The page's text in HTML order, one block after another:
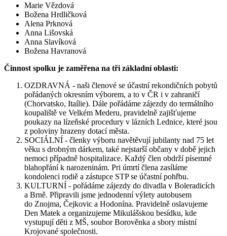
Marie Vězdová
Božena Hrdličková
Alena Prknová
Anna Lišovská
Anna Slavíková
Božena Havranová
Činnost spolku je zaměřena na tři základní oblasti:
OZDRAVNÁ - naši členové se účastní rekondičních pobytů
pořádaných okresním výborem, a to v ČR i v zahraničí
(Chorvatsko, Itaílie). Dále pořádáme zájezdy do termálního
koupaliště ve Velkém Mederu, pravidelně zajišťujeme
poukazy na lízeňské procedury v lázních Lednice, které jsou
z poloviny hrazeny dotací města.
SOCIÁLNÍ - členky výboru navětěvují jubilanty nad 75 let
věku s drobným dárkem, také nejstarší občany v době jejich
nemoci případně hospitalizace. Každý člen obdrží písemné
blahopřání k narozeninám. Pri úmrtí člena zasíláme
kondolenci rodiě a zástupce STP se účastní pohřbu.
KULTURNÍ - pořádáme zájezdy do divadla v Boleradicích
a Brně. Připravili jsme jednodenní výlety autobusem
do Znojma, Čejkovic a Hodonína. Pravidelně oslavujeme
Den Matek a organizujeme Mikulášskou besídku, kde
vystupují děti z MŠ, soubor Borověnka a sbory místní
Krojované společnosti.